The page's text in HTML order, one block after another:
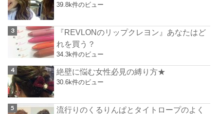
39.8k件のビュー
『REVLONのリップクレヨン』あなたはど
れを買う？
34.3k件のビュー
絶壁に悩む女性必見の縛り方★
30.6k件のビュー
流行りのくるりんぱとタイトロープのよく